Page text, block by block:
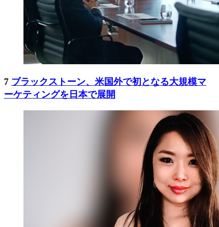
7 ブラックストーン、米国外で初となる大規模マ
ーケティングを日本で展開